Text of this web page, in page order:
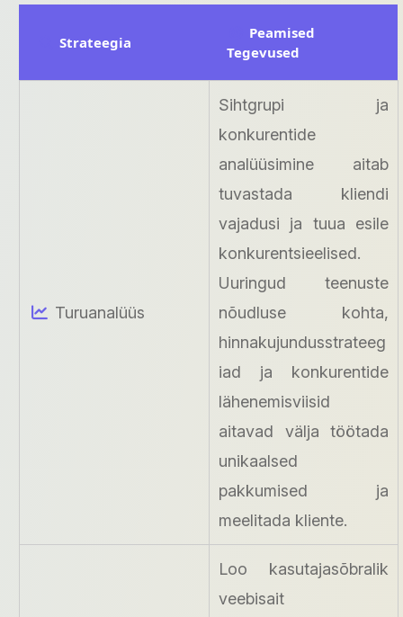
Strateegia
Peamised
Tegevused
Turuanalüüs
Sihtgrupi ja
konkurentide
analüüsimine aitab
tuvastada kliendi
vajadusi ja tuua esile
konkurentsieelised.
Uuringud teenuste
nõudluse kohta,
hinnakujundusstrateeg
iad ja konkurentide
lähenemisviisid
aitavad välja töötada
unikaalsed
pakkumised ja
meelitada kliente.
Loo kasutajasõbralik
veebisait